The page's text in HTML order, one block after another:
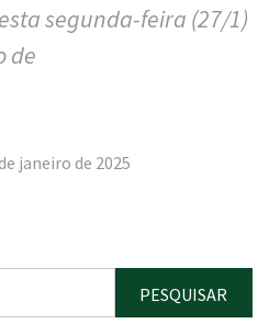
segunda-feira (27/1)
de
janeiro de 2025